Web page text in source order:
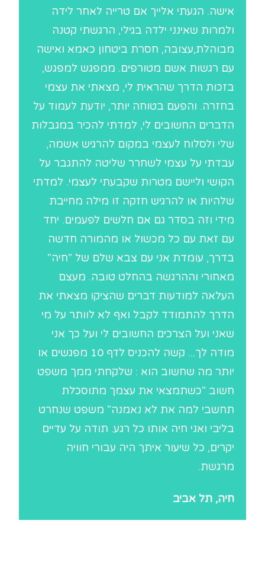
אישה. הגעתי אלייך אם טרייה לאחר לידה
ולמרות שאינני ילדה בגילי, הרגשתי קטנה
מבוהלת,עצובה, חסרת ביטחון כאמא ואישה
עם רגשות אשם מטורפים. ממפגש למפגש,
בזכות הדרך שהראית לי, מצאתי את עצמי
בחזרה. והפעם בטוחה יותר, יודעת לעמוד על
הדברים החשובים לי, למדתי להכיר במגבלות
שלי ולסלוח לעצמי במקום להרגיש אשמה,
עבדתי על עצמי לשחרר שליטה להתגבר על
הקושי וליישם מטרות שקבעתי לעצמי. למדתי
שלהיות או להרגיש חזקה זו מילה מחייבת
מידי וזה בסדר גם אם חלשים לפעמים. יחד
עם זאת עם כל מכשול או מהמורה חדשה
בדרך, עומדת אני עם צבא שלם של "חיה"
מאחורי וההרגשה בהחלט טובה. מעצם
העלאה למודעות דברים שהציקו מצאתי את
הדרך להתמודד לקבל ואף לא לוותר על מי
שאני ועל הצרכים החשובים לי ועל כך אני
מודה לך... קשה להכניס לדף 10 מפגשים או
יותר מה שחשוב הוא : שלקחתי ממך משפט
חשוב "כשתמצאי את עצמך מתוסכלת
תחשבי למה את לא נאמנה" משפט שנחרט
בליבי ואני חיה אותו כל רגע. תודה על עדיים
יקרים, כל שיעור איתך היה עבורי חוויה
מרגשת.
חיה, תל אביב